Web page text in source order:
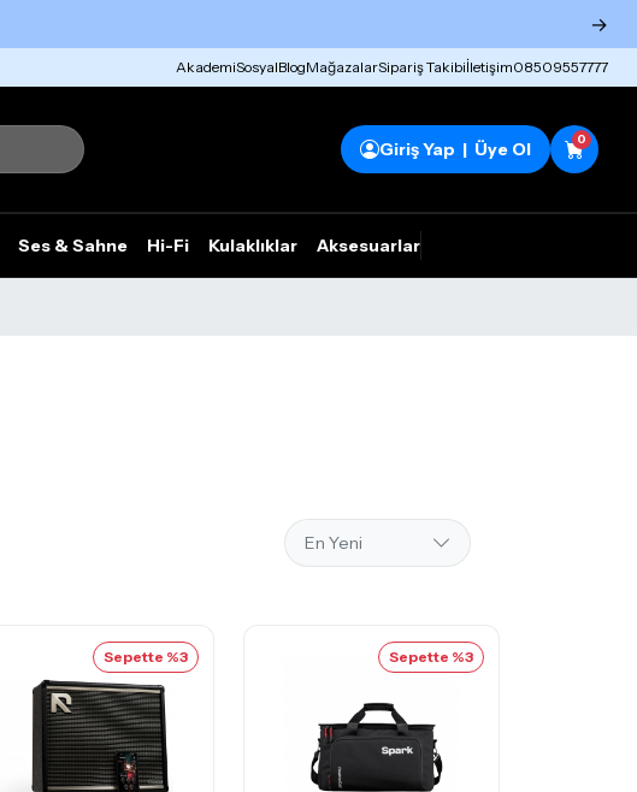
→
AkademiSosyalBlogMağazalarSipariş Takibiİletişim08509557777
Giriş Yap | Üye Ol 0
Ses & Sahne Hi-Fi Kulaklıklar Aksesuarlar
Sepette %3 Sepette %3